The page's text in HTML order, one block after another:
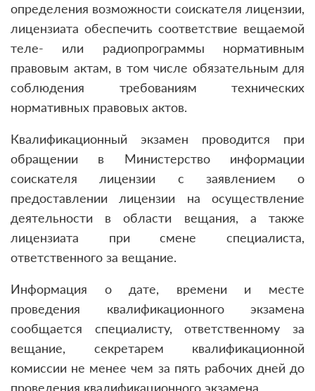
определения возможности соискателя лицензии,
лицензиата обеспечить соответствие вещаемой
теле- или радиопрограммы нормативным
правовым актам, в том числе обязательным для
соблюдения требованиям технических
нормативных правовых актов.
Квалификационный экзамен проводится при
обращении в Министерство информации
соискателя лицензии с заявлением о
предоставлении лицензии на осуществление
деятельности в области вещания, а также
лицензиата при смене специалиста,
ответственного за вещание.
Информация о дате, времени и месте
проведения квалификационного экзамена
сообщается специалисту, ответственному за
вещание, секретарем квалификационной
комиссии не менее чем за пять рабочих дней до
проведения квалификационного экзамена.